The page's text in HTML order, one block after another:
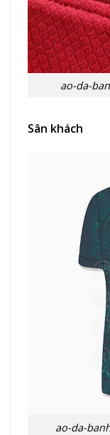
ao-da-
Sân khách
ao-da-